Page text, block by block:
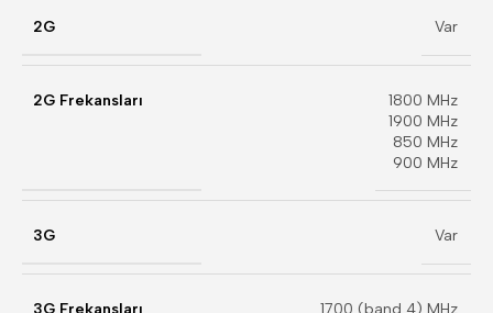
2G Var
2G Frekansları
1800 MHz
1900 MHz
850 MHz
900 MHz
3G Var
3G Frekansları
1700 (band 4) MHz